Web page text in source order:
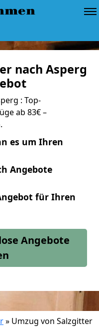
nach Asperg
: Top-
ab 83€ –
es um Ihren
Angebote
für Ihren
Angebote
» Umzug von Salzgitter